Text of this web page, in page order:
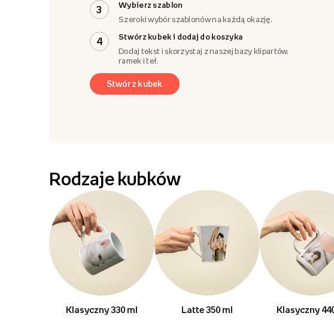
3
Wybierz szablon
Szeroki wybór szablonów na każdą okazję.
4
Stwórz kubek i dodaj do koszyka
Dodaj tekst i skorzystaj z naszej bazy klipartów,
ramek i teł.
Stwórz kubek
Rodzaje kubków
Klasyczny 330 ml Latte 350 ml Klasyczny